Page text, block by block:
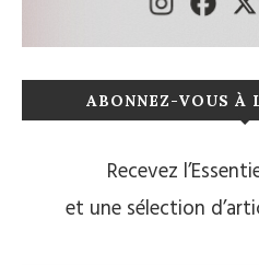
ABONNEZ-VOUS À
Recevez
et une sélection